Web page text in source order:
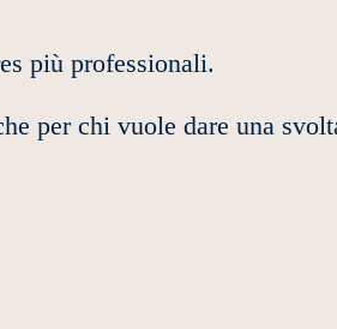
più professionali.
per chi vuole dare una